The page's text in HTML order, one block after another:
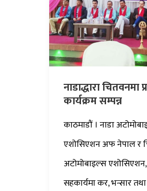
नाडाद्धारा चितवनमा
कार्यक्रम सम्पन्न
काठमाडौं । नाडा
एशोसिएशन अफ नेपाल र
अटोमोबाइल्स
सहकार्यमा कर, भन्सार